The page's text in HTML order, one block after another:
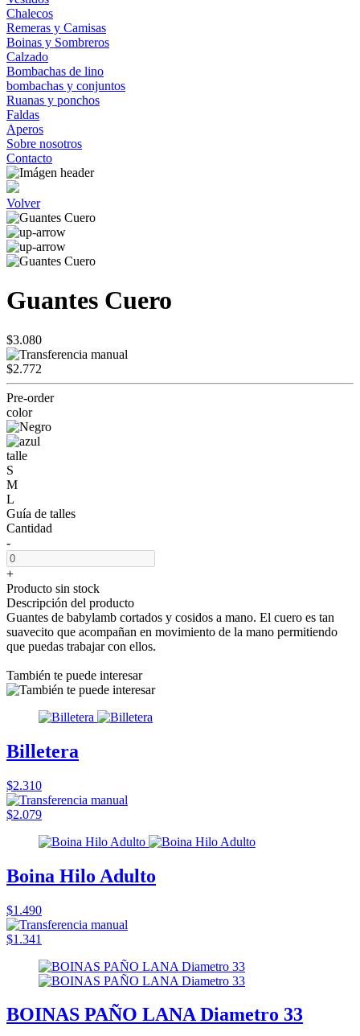
Chalecos
Remeras y Camisas
Boinas y Sombreros
Calzado
Bombachas de lino
bombachas y conjuntos
Ruanas y ponchos
Faldas
Aperos
Sobre nosotros
Contacto
Volver
Guantes Cuero
$3.080
$2.772
Pre-order
color
talle
S
M
L
Guía de talles
Cantidad
-
+
Producto sin stock
Descripción del producto
Guantes de babylamb cortados y cosidos a mano. El cuero es tan
suavecito que acompañan en movimiento de la mano permitiendo
que puedas trabajar con ellos.
También te puede interesar
Billetera
$2.310
$2.079
Boina Hilo Adulto
$1.490
$1.341
BOINAS PAÑO LANA Diametro 33